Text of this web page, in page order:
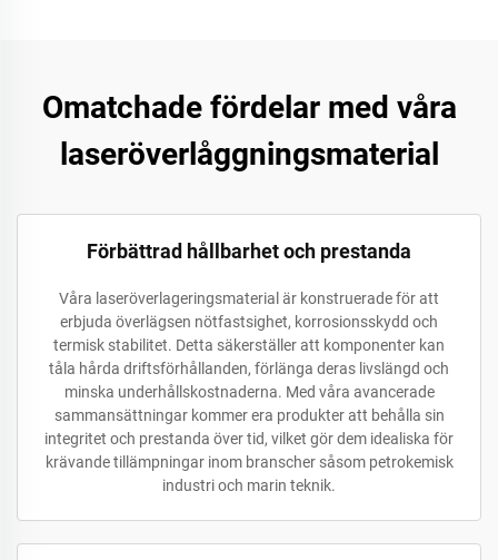
Omatchade fördelar med våra
laseröverlåggningsmaterial
Förbättrad hållbarhet och prestanda
Våra laseröverlageringsmaterial är konstruerade för att
erbjuda överlägsen nötfastsighet, korrosionsskydd och
termisk stabilitet. Detta säkerställer att komponenter kan
tåla hårda driftsförhållanden, förlänga deras livslängd och
minska underhållskostnaderna. Med våra avancerade
sammansättningar kommer era produkter att behålla sin
integritet och prestanda över tid, vilket gör dem idealiska för
krävande tillämpningar inom branscher såsom petrokemisk
industri och marin teknik.